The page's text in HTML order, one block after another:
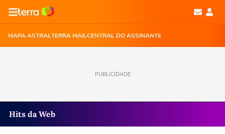
MAPA ASTRALTERRA MAILCENTRAL DO ASSINANTE
PUBLICIDADE
Hits da Web